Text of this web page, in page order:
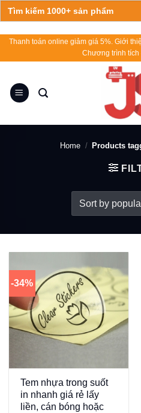
Search
for:
Skip
Thanh toán online giảm giá 5%. Giới
Chương trình tích
Home / Products
-34%
Tem nhựa trong suốt
in nhanh giá rẻ lấy
liền, cán bóng hoặc